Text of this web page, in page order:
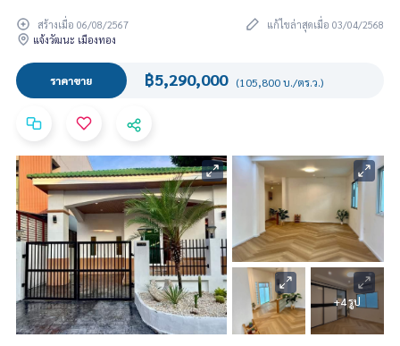
สร้างเมื่อ 06/08/2567
แก้ไขล่าสุดเมื่อ 03/04/2568
แจ้งวัฒนะ เมืองทอง
ราคาขาย ฿5,290,000 (105,800 บ./ตร.ว.)
+4 รูป